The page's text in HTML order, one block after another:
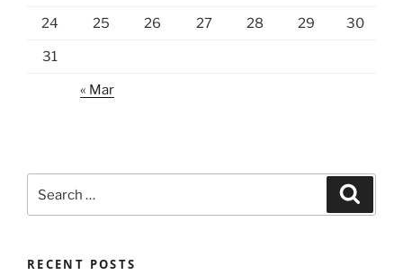
24 25 26 27 28 29 30
31
« Mar
for:
RECENT POSTS